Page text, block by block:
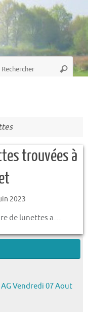
trouvées à
2023
de lunettes a…
Vendredi 07 Aout